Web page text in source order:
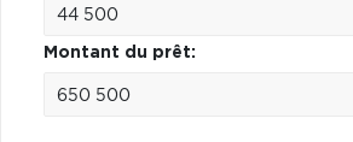
Montant du prêt: